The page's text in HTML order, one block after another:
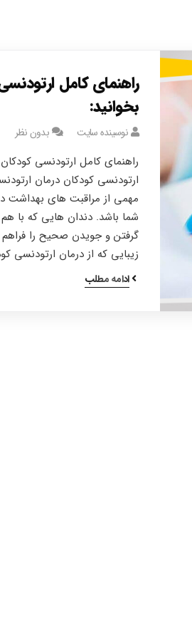
راهنمای کامل
بخوانید:
نوسینده سایت بدون نظر
راهنمای کامل ارتودنسی
ارتودنسی کودکان درمان
مهمی از مراقبت های بهداشت
شما باشد. دندان هایی که با هم
گرفتن و جویدن صحیح را فراهم
زیبایی که از درمان ارتودنسی
ادامه مطلب